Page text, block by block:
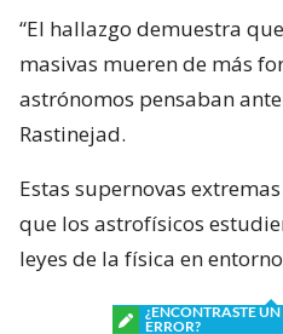
“El hallazgo demuestra
masivas mueren de más
astrónomos pensaban
Rastinejad.
Estas supernovas
que los astrofísicos
leyes de la física en
¿ENCONTRASTE UN
ERROR?